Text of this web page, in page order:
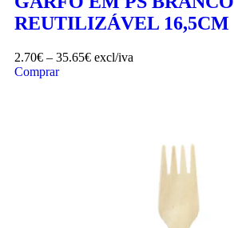
REUTILIZÁVEL 16,5CM
2.70€ – 35.65€ excl/iva
Comprar